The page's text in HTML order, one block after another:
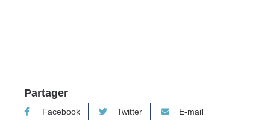
Partager
Facebook Twitter E-mail